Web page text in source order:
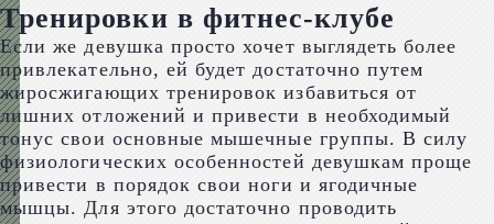
Тренировки в фитнес-клубе
Если же девушка просто хочет выглядеть более
привлекательно, ей будет достаточно путем
жиросжигающих тренировок избавиться от
лишних отложений и привести в необходимый
тонус свои основные мышечные группы. В силу
физиологических особенностей девушкам проще
привести в порядок свои ноги и ягодичные
мышцы. Для этого достаточно проводить